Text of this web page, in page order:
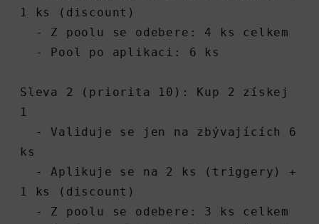
1 ks (discount)
  - Z poolu se odebere: 4 ks celkem
  - Pool po aplikaci: 6 ks
Sleva 2 (priorita 10): Kup 2 získej
1
ks
1 ks (discount)
  - Z poolu se odebere: 3 ks celkem